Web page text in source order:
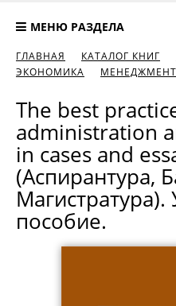
МЕНЮ РАЗДЕЛА
ГЛАВНАЯ КАТАЛОГ КНИГ
ЭКОНОМИКА
МЕНЕДЖМЕНТ
The best
administration
in cases and
(Аспирантура,
пособие.